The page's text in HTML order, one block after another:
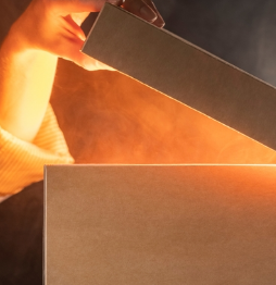
Valize galben 3/set PP